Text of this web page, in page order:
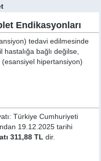
Endikasyonları
tedavi edilmesinde
hastalığa bağlı değilse,
(esansiyel hipertansiyon)
Türkiye Cumhuriyeti
19.12.2025 tarihi
311,88 TL dir.